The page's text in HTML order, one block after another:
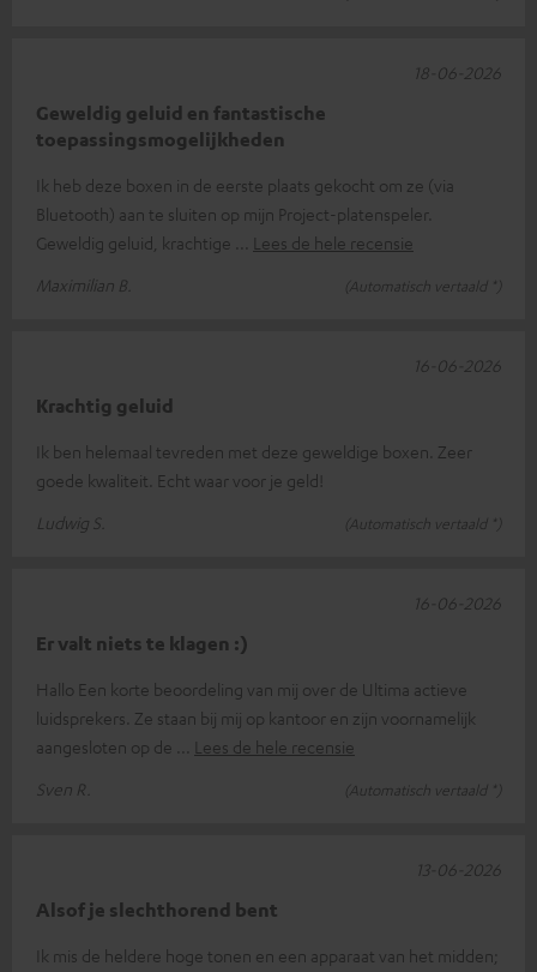
Geweldig geluid en fantastische
toepassingsmogelijkheden
Ik heb deze boxen in de eerste plaats gekocht om ze (via
Bluetooth) aan te sluiten op mijn Project-platenspeler.
Geweldig geluid, krachtige
Lees de hele recensie
Maximilian B.
(Automatisch vertaald *)
18-06-2026
Krachtig geluid
Ik ben helemaal tevreden met deze geweldige boxen. Zeer
goede kwaliteit. Echt waar voor je geld!
Ludwig S.
(Automatisch vertaald *)
16-06-2026
Er valt niets te klagen :)
Hallo Een korte beoordeling van mij over de Ultima actieve
luidsprekers. Ze staan bij mij op kantoor en zijn voornamelijk
aangesloten op de
Lees de hele recensie
Sven R.
(Automatisch vertaald *)
16-06-2026
Alsof je slechthorend bent
Ik mis de heldere hoge tonen en een apparaat van het midden;
13-06-2026